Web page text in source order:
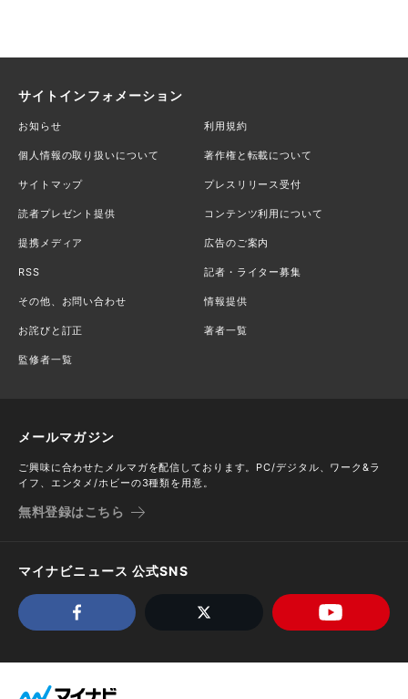
サイトインフォメーション
お知らせ 利用規約
個人情報の取り扱いについて 著作権と転載について
サイトマップ プレスリリース受付
読者プレゼント提供 コンテンツ利用について
提携メディア 広告のご案内
RSS 記者・ライター募集
その他、お問い合わせ 情報提供
お詫びと訂正 著者一覧
監修者一覧
メールマガジン
ご興味に合わせたメルマガを配信しております。PC/デジタル、ワーク&ラ
イフ、エンタメ/ホビーの3種類を用意。
無料登録はこちら
マイナビニュース 公式SNS